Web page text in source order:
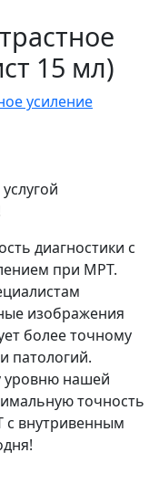
15 мл)
усиление
диагностики с
при МРТ.
изображения
более точному
патологий.
уровню нашей
точность
с внутривенным